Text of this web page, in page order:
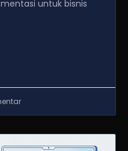
untuk bisnis